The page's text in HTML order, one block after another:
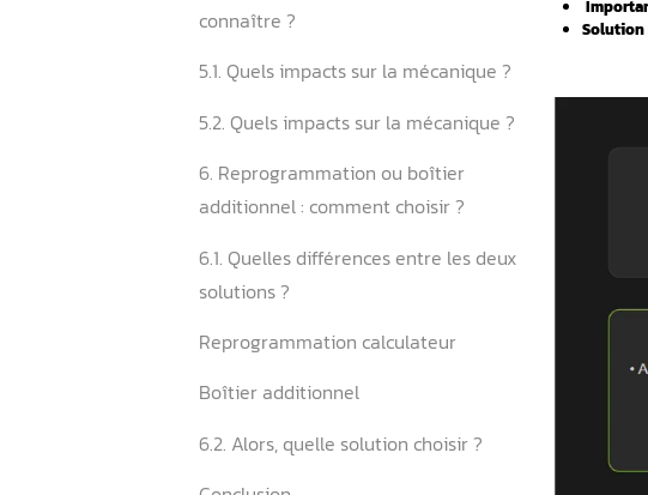
3.2. Quels paramètres sont modifiés ?
4. Quels sont les bénéfices réels d’une
reprogrammation ?
4.1. Quelles améliorations peut-on
4.2. Qu’en est-il de la consommation ?
5. Quels sont les points de vigilance à
connaître ?
5.1. ️Quels impacts sur la mécanique ?